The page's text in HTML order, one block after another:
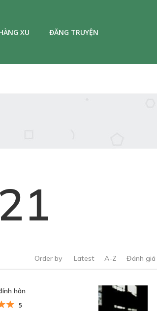
XU ĐĂNG TRUYỆN
Order by Latest A-Z Đánh giá
hôn
5